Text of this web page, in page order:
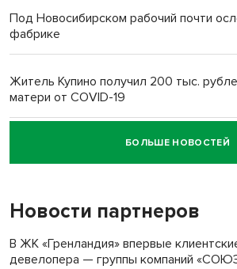
Под Новосибирском рабочий почти
фабрике
Житель Купино получил 200 тыс.
матери от COVID-19
Новосибирский суд наказал водителя
пенсионерки на вокзале
БОЛЬШЕ НОВОСТЕЙ
Новости партнеров
В ЖК «Гренландия» впервые
девелопера — группы компаний